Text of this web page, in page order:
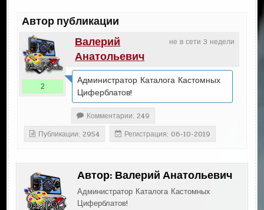
Автор публикации
не в сети 3 недели
Валерий
Анатольевич
2
Администратор Каталога Кастомных
Циферблатов!
Комментарии: 249
Публикации: 2954
Регистрация: 06-10-2019
Автор: Валерий Анатольевич
Администратор Каталога Кастомных
Циферблатов!